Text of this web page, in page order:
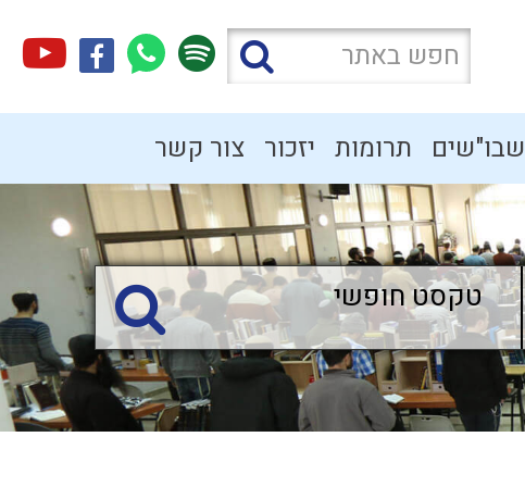
שבו"שים תרומות יזכור צור קשר